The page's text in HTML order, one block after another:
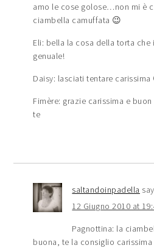
amo le cose golose…non mi è
ciambella camuffata 😉
Eli: bella la cosa della torta
genuale!
Daisy: lasciati tentare carissima
Fimère: grazie carissima e
te
saltandoinpadella
12 Giugno 2010 at
Pagnottina: la
buona, te la consiglio carissima